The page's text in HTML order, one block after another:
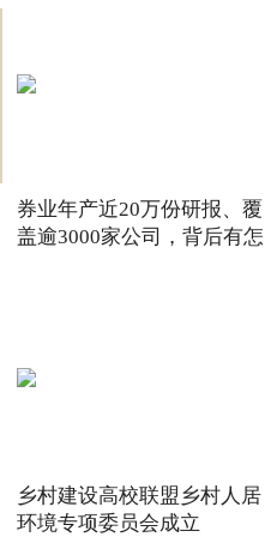
券业年产近20万份研报、覆
盖逾3000家公司，背后有怎
乡村建设高校联盟乡村人居
环境专项委员会成立